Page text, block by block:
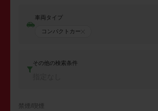
車両タイプ
コンパクトカー
その他の検索条件
禁煙/喫煙